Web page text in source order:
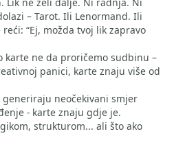
– Tarot. Ili Lenormand. Ili
“Ej, možda tvoj lik zapravo
karte ne da proričemo sudbinu –
panici, karte znaju više od
neočekivani smjer
- karte znaju gdje je.
strukturom... ali što ako